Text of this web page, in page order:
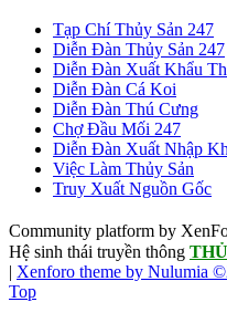
Tạp Chí Thủy Sản 247
Diễn Đàn Thủy Sản 247
Diễn Đàn Xuất Khẩu
Diễn Đàn Cá Koi
Diễn Đàn Thú Cưng
Chợ Đầu Mối 247
Diễn Đàn Xuất Nhập
Việc Làm Thủy Sản
Truy Xuất Nguồn Gốc
Community platform by
Hệ sinh thái truyền thông
| Xenforo theme by Nulumia
Top